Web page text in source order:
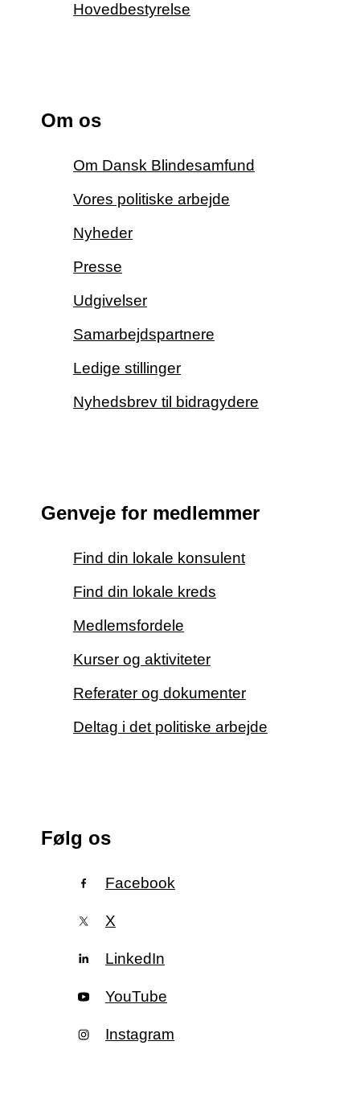
Hovedbestyrelse
Om os
Om Dansk Blindesamfund
Vores politiske arbejde
Nyheder
Presse
Udgivelser
Samarbejdspartnere
Ledige stillinger
Nyhedsbrev til bidragydere
Genveje for medlemmer
Find din lokale konsulent
Find din lokale kreds
Medlemsfordele
Kurser og aktiviteter
Referater og dokumenter
Deltag i det politiske arbejde
Følg os
Facebook
X
LinkedIn
YouTube
Instagram